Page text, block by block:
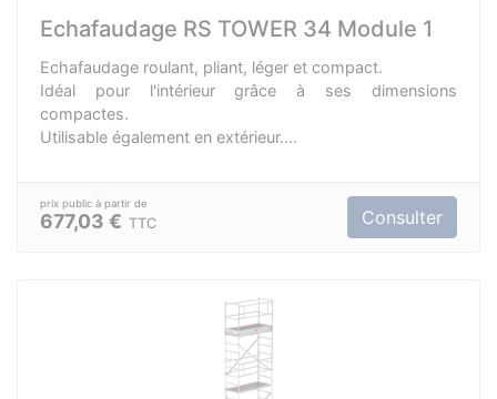
Echafaudage RS TOWER 34 Module 1
Echafaudage roulant, pliant, léger et compact.
Idéal pour l'intérieur grâce à ses dimensions
compactes.
Utilisable également en extérieur.
Système est modulable.
Facile à monter et transporter.
677,03 € TTC Consulter